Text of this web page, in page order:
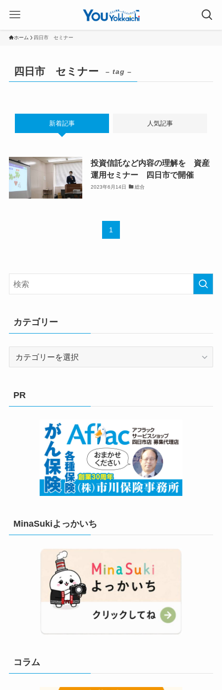
ホーム 四日市 セミナー
四日市 セミナー – tag –
新着記事 人気記事
投資信託など内容の理解を 資産
運用セミナー 四日市で開催
2023年6月14日 総合
1
カテゴリー
PR
MinaSukiよっかいち
コラム